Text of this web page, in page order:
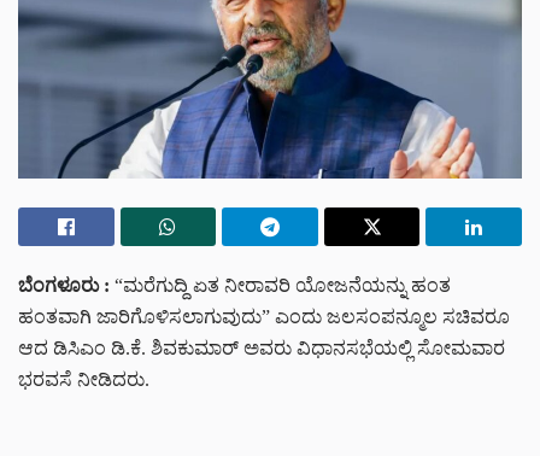
ಬೆಂಗಳೂರು : “ಮರೆಗುದ್ದಿ ಏತ ನೀರಾವರಿ ಯೋಜನೆಯನ್ನು ಹಂತ
ಹಂತವಾಗಿ ಜಾರಿಗೊಳಿಸಲಾಗುವುದು” ಎಂದು ಜಲಸಂಪನ್ಮೂಲ ಸಚಿವರೂ
ಆದ ಡಿಸಿಎಂ ಡಿ.ಕೆ. ಶಿವಕುಮಾರ್ ಅವರು ವಿಧಾನಸಭೆಯಲ್ಲಿ ಸೋಮವಾರ
ಭರವಸೆ ನೀಡಿದರು.